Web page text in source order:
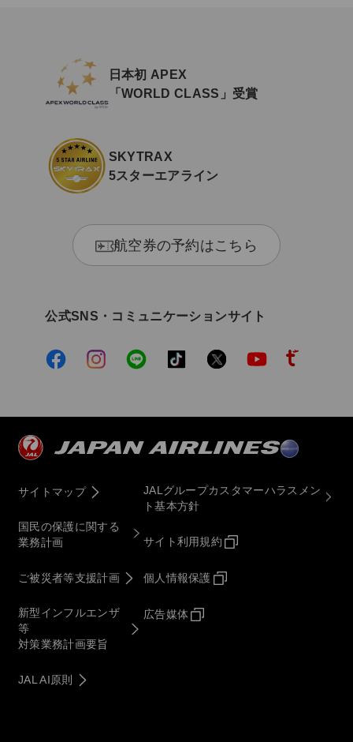
日本初 APEX
「WORLD CLASS」受賞
SKYTRAX
5スターエアライン
航空券の予約はこちら
公式SNS・コミュニケーションサイト
サイトマップ
国民の保護に関する
業務計画
ご被災者等支援計画
新型インフルエンザ
等
対策業務計画要旨
JAL AI原則
JALグループカスタマーハラスメン
ト基本方針
サイト利用規約
個人情報保護
広告媒体